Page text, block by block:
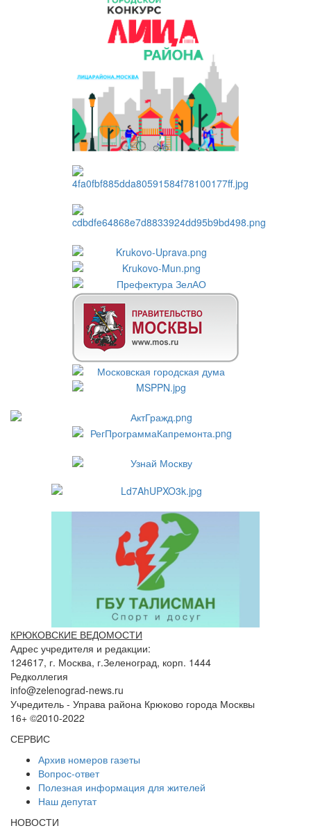
КРЮКОВСКИЕ ВЕДОМОСТИ
Адрес учредителя и редакции:
124617, г. Москва, г.Зеленоград, корп. 1444
Редколлегия
info@zelenograd-news.ru
Учредитель - Управа района Крюково города Москвы
16+ ©2010-2022
СЕРВИС
Архив номеров газеты
Вопрос-ответ
Полезная информация для жителей
Наш депутат
НОВОСТИ